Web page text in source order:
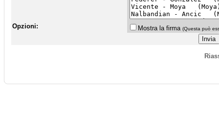
Opzioni: Mostra la firma (Questa può